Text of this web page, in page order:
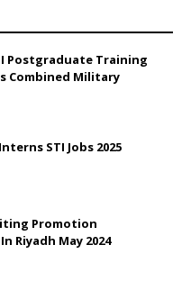
II Postgraduate Training
Combined Military
STI Jobs 2025
Promotion
Riyadh May 2024